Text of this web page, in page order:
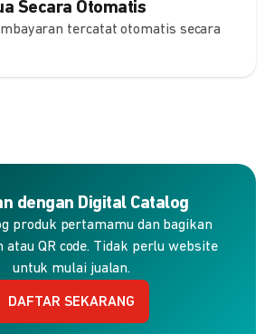
Secara Otomatis
tercatat otomatis secara
dengan Digital Catalog
produk pertamamu dan bagikan
atau QR code. Tidak perlu website
untuk mulai jualan.
DAFTAR SEKARANG